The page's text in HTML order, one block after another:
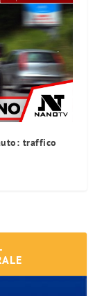
traffico